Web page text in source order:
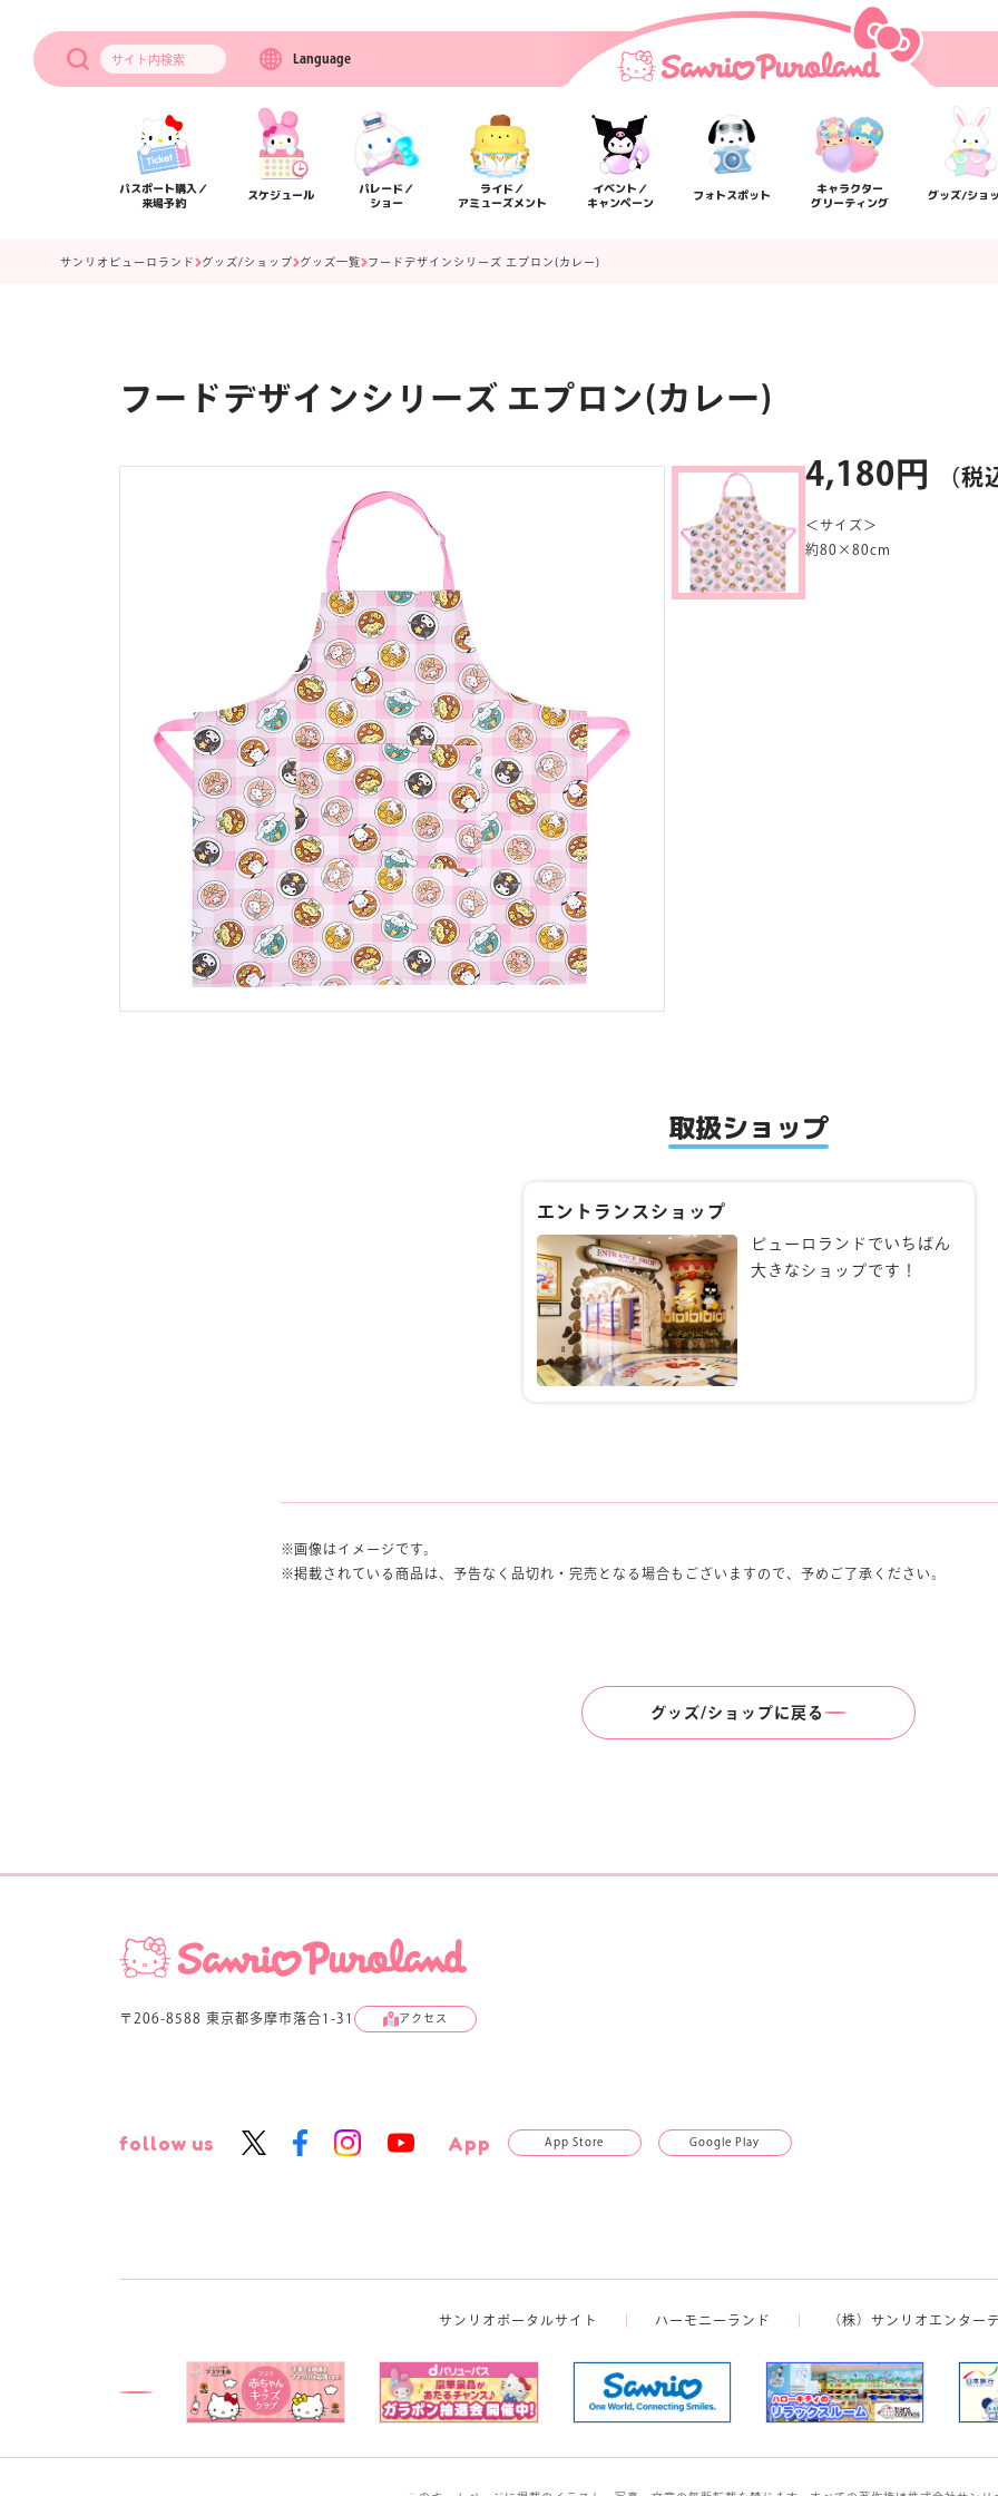
サイト内検索 Language
パスポート購入／
来場予約
スケジュール
パレード／
ショー
ライド／
アミューズメント
イベント／
キャンペーン
フォトスポット
キャラクター
グリーティング
グッズ/ショ
よくあるご質問
サンリオピューロランド グッズ/ショップ グッズ一覧 フードデザインシリーズ エプロン(カレー)
フードデザインシリーズ エプロン(カレー)
4,180円 （税
＜サイズ＞
約80×80cm
取扱ショップ
エントランスショップ
ピューロランドでいちばん
大きなショップです！
画像はイメージです。
掲載されている商品は、予告なく品切れ・完売となる場合もございますので、予めご了承ください。
グッズ/ショップに戻る
〒206-8588 東京都多摩市落合1-31 アクセス
follow us App App Store Google Play
サンリオポータルサイト ハーモニーランド （株）サンリオエンター